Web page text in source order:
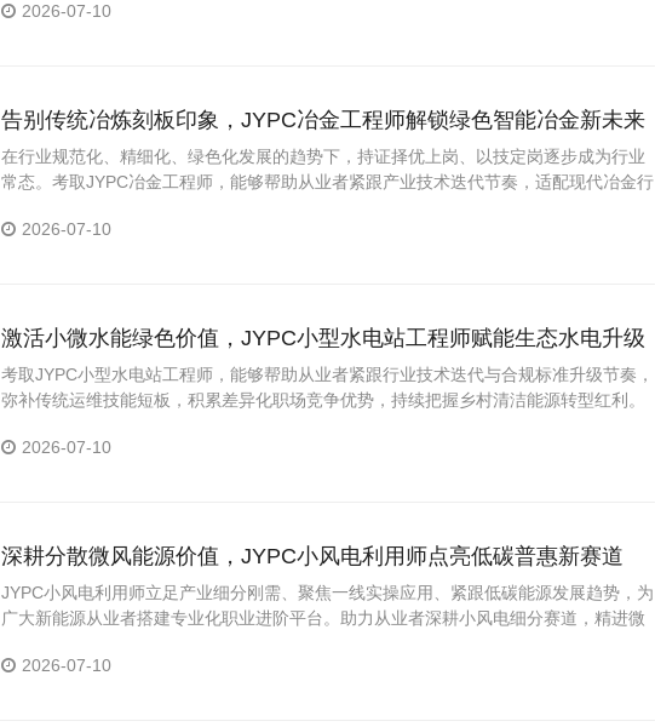
2026-07-10
告别传统冶炼刻板印象，JYPC冶金工程师解锁绿色智能冶金新未来
在行业规范化、精细化、绿色化发展的趋势下，持证择优上岗、以技定岗逐步成为行业
常态。考取JYPC冶金工程师，能够帮助从业者紧跟产业技术迭代节奏，适配现代冶金行
2026-07-10
激活小微水能绿色价值，JYPC小型水电站工程师赋能生态水电升级
考取JYPC小型水电站工程师，能够帮助从业者紧跟行业技术迭代与合规标准升级节奏，
弥补传统运维技能短板，积累差异化职场竞争优势，持续把握乡村清洁能源转型红利。
2026-07-10
深耕分散微风能源价值，JYPC小风电利用师点亮低碳普惠新赛道
JYPC小风电利用师立足产业细分刚需、聚焦一线实操应用、紧跟低碳能源发展趋势，为
广大新能源从业者搭建专业化职业进阶平台。助力从业者深耕小风电细分赛道，精进微
2026-07-10